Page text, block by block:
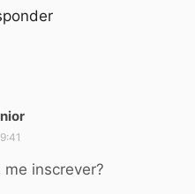
s inscrever?